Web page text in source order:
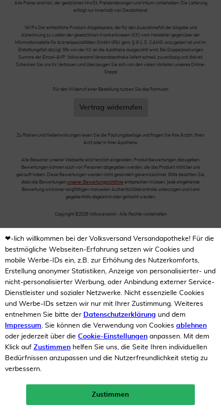
10%
Neukunden-Rabatt ab 49€!
mehr erfahren >
Alle Preise sind inkl. der gestzlichen MwSt. Preisänderungen und Irrtum vorbehalten. Die Lieferung
erfolgt nur innerhalb von Deutschland.
*AVP= Der einheitliche Produkt-Abgabepreis, der für den Ausnahmefall der Abgabe und
Abrechnung zu Lasten der gesetzlichen Krankenkassen (KK) vom Hersteller gegenüber der
Informationsstelle für Arzneispezialitäten GmbH (IFA) gem. § III 1, S. 2 AMG anzugeben ist und im
Erstattungsfall abzügl. 5% von der KK an die Apotheke ausgezahlt wird. Bei Doppelpackungen
Summe der Einzel-AVP. Volksversand Versandapotheke liefert schnell, zuverlässig und diskret.
Schenken Sie uns Ihr Vertrauen und überzeugen Sie sich von den vielen Vorteilen unseres Online-
Shops!
Für den Widerruf einer Bestellung nutzen Sie das Formular:
Vertrag widerrufen
Zu Risiken und Nebenwirkungen lesen Sie die Packungsbeilage und fragen Sie Ihre Ärztin, Ihren
Arzt oder in Ihrer Apotheke.
Alle Besucher unserer Webseite sind herzlich eingeladen, Produktbewertungen abzugeben.
Bewertungen können auch von Personen abgegeben werden, die das Produkt nicht bei uns
gekauft haben. Diese Bewertungen werden nicht gesondert gekennzeichnet. Bitte beachten Sie,
dass alle Bewertungen unserer Bewertungsrichtlinie entsprechen müssen. Jede eingehende
Bewertung wird einer sorgfältigen manuellen Authentizitätskontrolle unterzogen und kann
gegebenfalls abgelehnt oder gelöscht werden.
Copyright ©2026 Volksversand - Alle Rechte vorbehalten
❤-lich willkommen bei der Volksversand Versandapotheke! Für die
bestmögliche Webseiten-Erfahrung setzen wir Cookies und
mobile Werbe-IDs ein, z.B. zur Erhöhung des Nutzerkomforts,
Erstellung anonymer Statistiken, Anzeige von personalisierter- und
nicht-personalisierter Werbung, oder Anbindung externer Service-
Dienstleister und sozialer Netzwerke. Nicht essenzielle Cookies
und Werbe-IDs setzen wir nur mit Ihrer Zustimmung. Weiteres
entnehmen Sie bitte der Datenschutzerklärung und dem
Impressum. Sie können die Verwendung von Cookies ablehnen
oder jederzeit über die Cookie-Einstellungen anpassen. Mit dem
Klick auf Zustimmen helfen Sie uns, die Seite Ihren individuellen
Bedürfnissen anzupassen und die Nutzerfreundlichkeit stetig zu
verbessern.
Zustimmen